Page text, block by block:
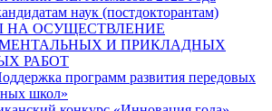
наук (постдокторантам)
НА ОСУЩЕСТВЛЕНИЕ
И ПРИКЛАДНЫХ
РАБОТ
программ развития передовых
школ»